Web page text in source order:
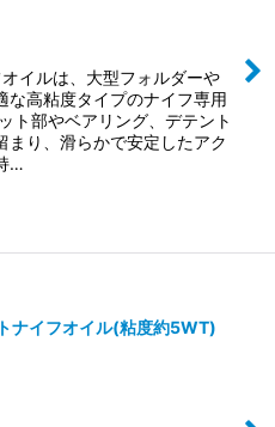
イルは、大型フォルダーや
な高粘度タイプのナイフ専用
ト部やベアリング、デテント
まり、滑らかで安定したアク
…
ナイフオイル(粘度約5WT)